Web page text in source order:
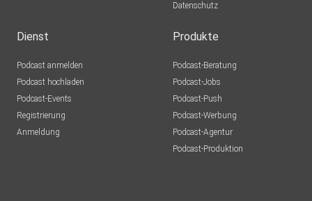
Datenschutz
Dienst
Podcast anmelden
Podcast hochladen
Podcast-Events
Registrierung
Anmeldung
Produkte
Podcast-Beratung
Podcast-Jobs
Podcast-Push
Podcast-Werbung
Podcast-Agentur
Podcast-Produktion